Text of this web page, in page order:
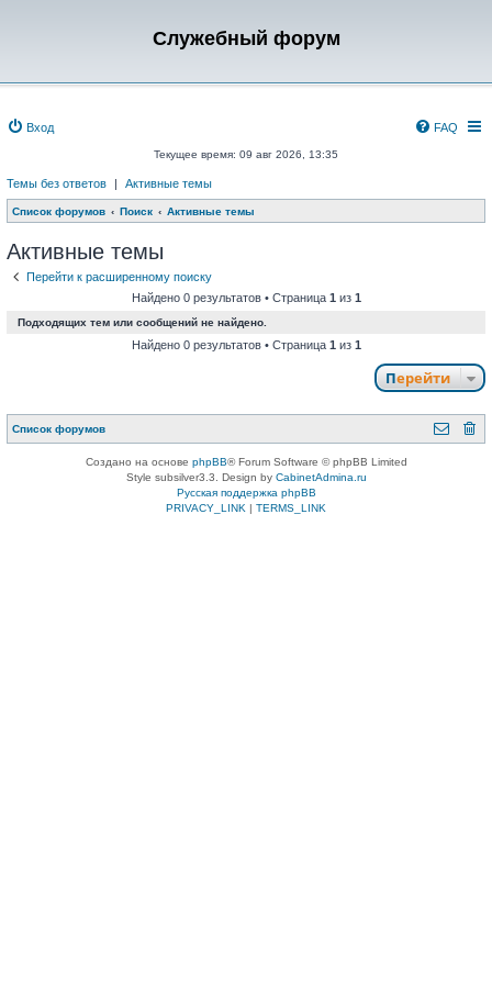
Служебный форум
Вход FAQ
Текущее время: 09 авг 2026, 13:35
Темы без ответов | Активные темы
Список форумов Поиск Активные темы
Активные темы
Перейти к расширенному поиску
Найдено 0 результатов • Страница 1 из 1
Подходящих тем или сообщений не найдено.
Найдено 0 результатов • Страница 1 из 1
Перейти
Список форумов
Создано на основе phpBB® Forum Software © phpBB Limited
Style subsilver3.3. Design by CabinetAdmina.ru
Русская поддержка phpBB
PRIVACY_LINK | TERMS_LINK